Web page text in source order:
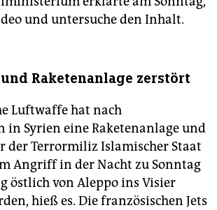
und untersuche den Inhalt.
Raketenanlage zerstört
Luftwaffe hat nach
Syrien eine Raketenanlage und
der Terrormiliz Islamischer Staat
Angriff in der Nacht zu Sonntag
östlich von Aleppo ins Visier
hieß es. Die französischen Jets